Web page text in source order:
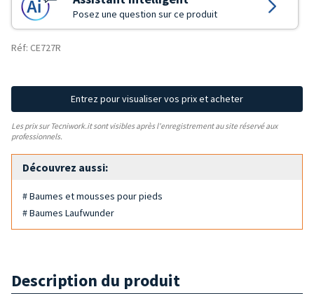
Posez une question sur ce produit
Réf: CE727R
Entrez pour visualiser vos prix et acheter
Les prix sur Tecniwork.it sont visibles après l'enregistrement au site réservé aux
professionnels.
Découvrez aussi:
# Baumes et mousses pour pieds
# Baumes Laufwunder
Description du produit